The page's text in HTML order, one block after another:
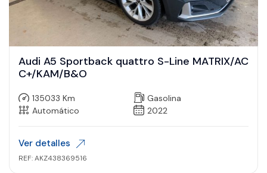
Audi A5 Sportback quattro S-Line MATRIX/AC
C+/KAM/B&O
135033 Km
Gasolina
Automático
2022
Ver detalles
REF: AKZ438369516